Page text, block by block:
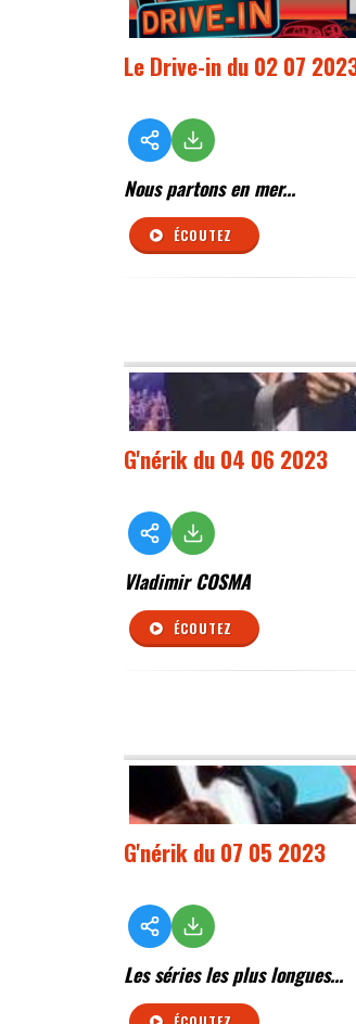
Le Drive-in du 02 07
Nous partons en mer...
ÉCOUTEZ
G'nérik du 04 06 2023
Vladimir COSMA
ÉCOUTEZ
G'nérik du 07 05 2023
Les séries les plus longues...